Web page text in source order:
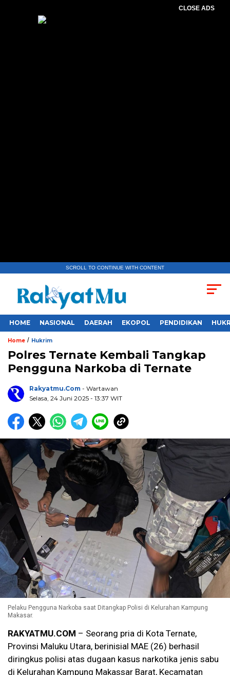
CLOSE ADS
SCROLL TO CONTINUE WITH CONTENT
HOME NASIONAL DAERAH EKOPOL PENDIDIKAN
Home / Hukrim
Polres Ternate Kembali Tangkap
Pengguna Narkoba di Ternate
Rakyatmu.com - Wartawan
Selasa, 24 Juni 2025 - 13:37 WIT
Pelaku Pengguna Narkoba saat Ditangkap Polisi di Kelurahan Kampung
Makasar.
RAKYATMU.COM – Seorang pria di Kota Ternate,
Provinsi Maluku Utara, berinisial MAE (26) berhasil
diringkus polisi atas dugaan kasus narkotika jenis sabu
di Kelurahan Kampung Makassar Barat, Kecamatan